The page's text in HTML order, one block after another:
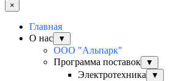
×
Главная
О нас
▼
ООО "Альпарк"
Программа поставок
▼
Электротехника ▼